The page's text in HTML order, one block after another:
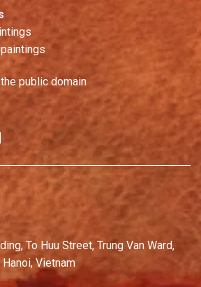
public domain
To Huu Street, Trung Van Ward,
Vietnam